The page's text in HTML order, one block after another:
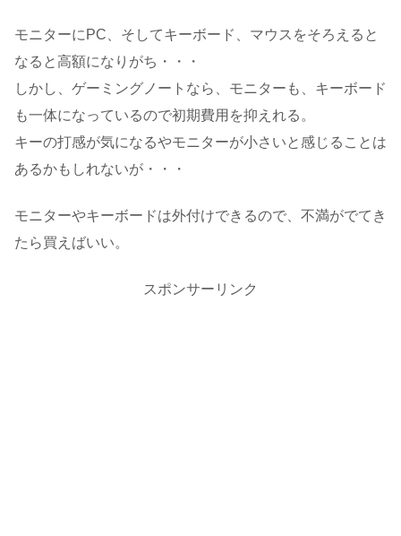
モニターにPC、そしてキーボード、マウスをそろえると
なると高額になりがち・・・
しかし、ゲーミングノートなら、モニターも、キーボード
も一体になっているので初期費用を抑えれる。
キーの打感が気になるやモニターが小さいと感じることは
あるかもしれないが・・・
モニターやキーボードは外付けできるので、不満がでてき
たら買えばいい。
スポンサーリンク